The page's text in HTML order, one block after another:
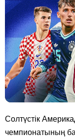
Солтүстік
чемпионатының